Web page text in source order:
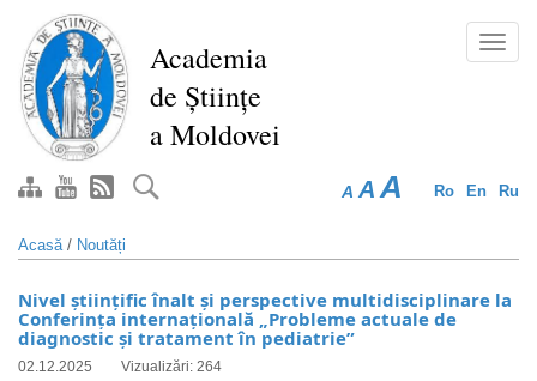
conţinutul
principal
Academia
de Științe
a Moldovei
Ro En Ru
A A A
Acasă/ Noutăți
Nivel științific înalt și perspective multidisciplinare la
Conferința internațională „Probleme actuale de
diagnostic și tratament în pediatrie”
02.12.2025 Vizualizări: 264